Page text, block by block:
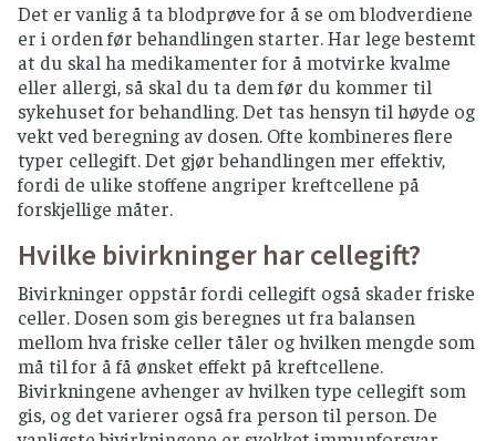
Det er vanlig å ta blodprøve for å se om blodverdiene
er i orden før behandlingen starter. Har lege bestemt
at du skal ha medikamenter for å motvirke kvalme
eller allergi, så skal du ta dem før du kommer til
sykehuset for behandling. Det tas hensyn til høyde og
vekt ved beregning av dosen. Ofte kombineres flere
typer cellegift. Det gjør behandlingen mer effektiv,
fordi de ulike stoffene angriper kreftcellene på
forskjellige måter.
Hvilke bivirkninger har cellegift?
Bivirkninger oppstår fordi cellegift også skader friske
celler. Dosen som gis beregnes ut fra balansen
mellom hva friske celler tåler og hvilken mengde som
må til for å få ønsket effekt på kreftcellene.
Bivirkningene avhenger av hvilken type cellegift som
gis, og det varierer også fra person til person. De